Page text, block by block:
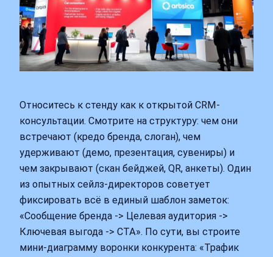
Относитесь к стенду как к открытой CRM-
консультации. Смотрите на структуру: чем они
встречают (кредо бренда, слоган), чем
удерживают (демо, презентация, сувениры) и
чем закрывают (скан бейджей, QR, анкеты). Один
из опытных сейлз-директоров советует
фиксировать всё в единый шаблон заметок:
«Сообщение бренда -> Целевая аудитория ->
Ключевая выгода -> CTA». По сути, вы строите
мини-диаграмму воронки конкурента: «Трафик